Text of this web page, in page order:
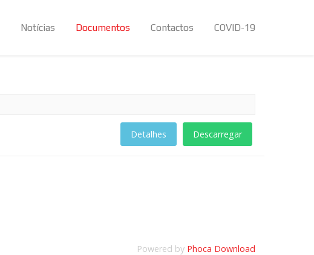
Notícias Documentos Contactos COVID-19
Descarregar
Detalhes
Powered by Phoca Download